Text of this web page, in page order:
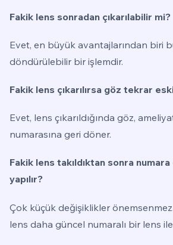
Fakik lens sonradan çıkarılabilir mi?
Evet, en büyük avantajlarından biri
döndürülebilir bir işlemdir.
Fakik lens çıkarılırsa göz tekrar
Evet, lens çıkarıldığında göz,
numarasına geri döner.
Fakik lens takıldıktan sonra
yapılır?
Çok küçük değişiklikler
lens daha güncel numaralı bir lens